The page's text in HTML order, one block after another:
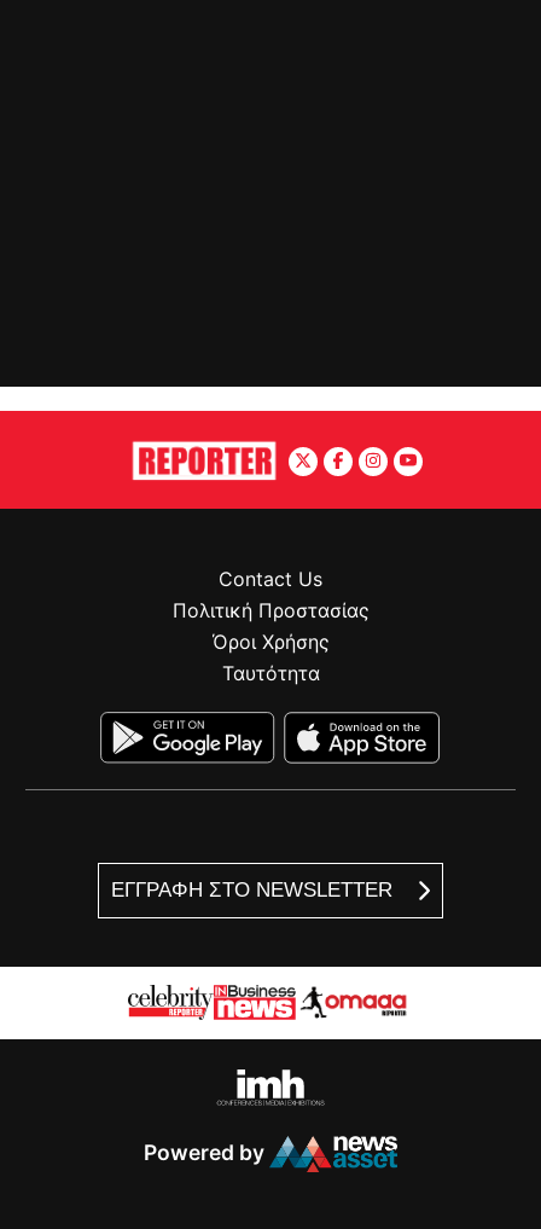
ΕΓΓΡΑΦΗ ΣΤΟ NEWSLETTER
Contact Us
Πολιτική Προστασίας
Όροι Χρήσης
Ταυτότητα
Powered by